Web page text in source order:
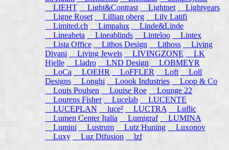
LIEHT
Light&Contrast Lightnet
Lightyears
Ligne Roset
Lillian oberg
Lily Latifi
Limited.ch
Limpalux
Linde&Linde
Lineabeta
Lineablinds Linteloo
Lintex
Lista Office Lithos Design Lithoss
Living
Divani
Living Jewels LIVINGZONE
LK
Hjelle
Lladro LND Design
LOBMEYR
LoCa
LOEHR LoFFLER Loft
Loll
Designs
Longhi Loook Industries
Loop & Co
Louis Poulsen
Louise Roe
Lounge 22
Lourens Fisher
Lucelab
LUCENTE
LUCEPLAN
luce² LUCTRA
Luflic
Lumen Center Italia
Lumigraf
LUMINA
Lumini
Lustrum Lutz Huning
Luxonov
Luxy
Luz Difusion lzf